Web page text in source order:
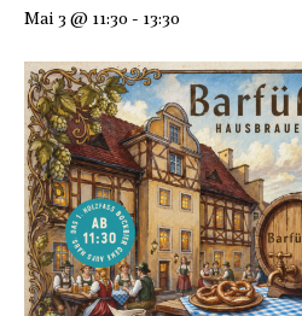
Mai 3 @ 11:30 - 13:30